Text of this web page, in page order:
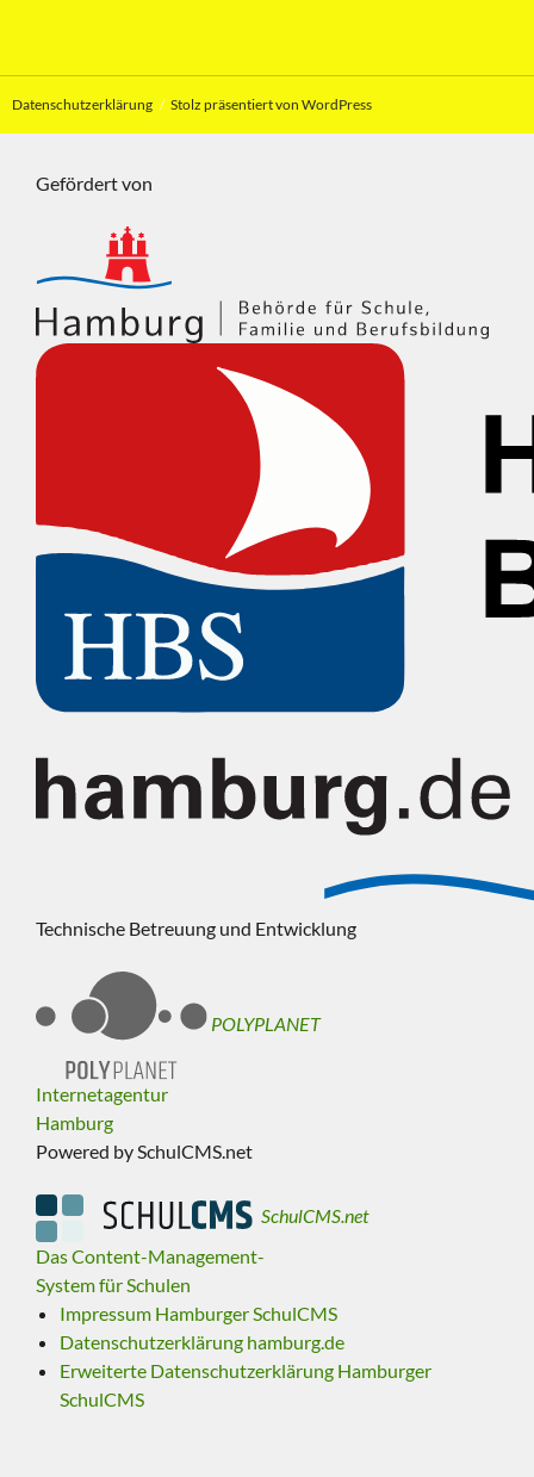
Datenschutzerklärung Stolz präsentiert von WordPress
Gefördert von
Technische Betreuung und Entwicklung
POLYPLANET
Internetagentur
Hamburg
Powered by SchulCMS.net
SchulCMS.net
Das Content-Management-
System für Schulen
Impressum Hamburger SchulCMS
Datenschutzerklärung hamburg.de
Erweiterte Datenschutzerklärung Hamburger
SchulCMS